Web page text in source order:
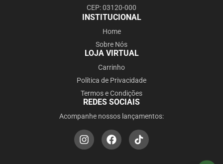
CEP: 03120-000
INSTITUCIONAL
Home
Sobre Nós
LOJA VIRTUAL
Carrinho
Política de Privacidade
Termos e Condições
REDES SOCIAIS
Acompanhe nossos lançamentos: